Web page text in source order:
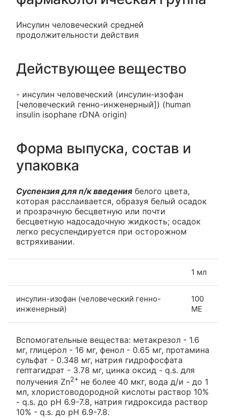
Инсулин человеческий средней
продолжительности действия
Действующее вещество
- инсулин человеческий (инсулин-изофан
[человеческий генно-инженерный]) (human
insulin isophane rDNA origin)
Форма выпуска, состав и
упаковка
Суспензия для п/к введения белого цвета,
которая расслаивается, образуя белый осадок
и прозрачную бесцветную или почти
бесцветную надосадочную жидкость; осадок
легко ресуспендируется при осторожном
встряхивании.
1 мл
инсулин-изофан (человеческий генно-
инженерный)
100
МЕ
Вспомогательные вещества: метакрезол - 1.6
мг, глицерол - 16 мг, фенол - 0.65 мг, протамина
сульфат - 0.348 мг, натрия гидрофосфата
гептагидрат - 3.78 мг, цинка оксид - q.s. для
получения Zn2+ не более 40 мкг, вода д/и - до 1
мл, хлористоводородной кислоты раствор 10%
- q.s. до рН 6.9-7.8, натрия гидроксида раствор
10% - q.s. до рН 6.9-7.8.